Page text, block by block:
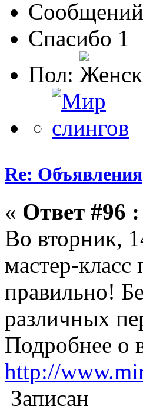
Спасибо 1
Пол:
Re: Объявления
« Ответ #96 :
Во вторник,
мастер-
правильно!
различных
Подробнее о
http://
Записан